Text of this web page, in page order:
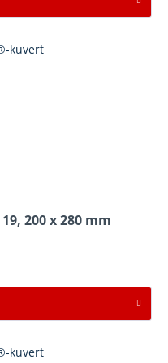
200 x 280 mm